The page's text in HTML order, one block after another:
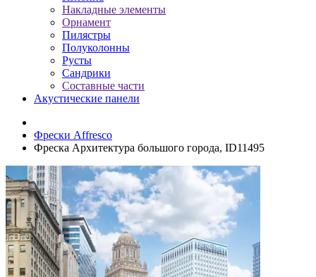
Накладные элементы
Орнамент
Пилястры
Полуколонны
Русты
Сандрики
Составные части
Акустические панели
Фрески Affresco
Фреска Архитектура большого города, ID11495